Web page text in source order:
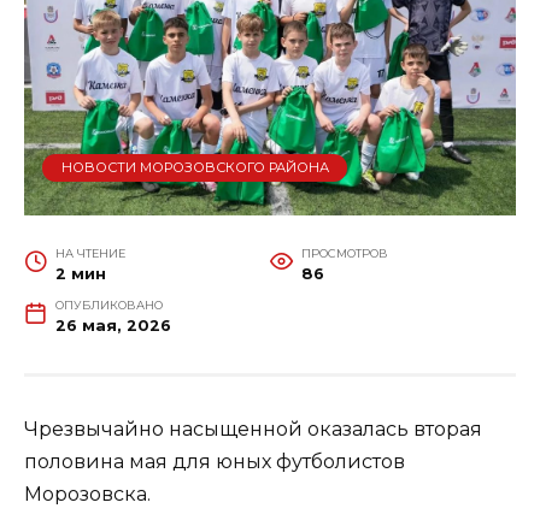
НОВОСТИ МОРОЗОВСКОГО РАЙОНА
НА ЧТЕНИЕ
2 мин
ПРОСМОТРОВ
86
ОПУБЛИКОВАНО
26 мая, 2026
Чрезвычайно насыщенной оказалась вторая
половина мая для юных футболистов
Морозовска.